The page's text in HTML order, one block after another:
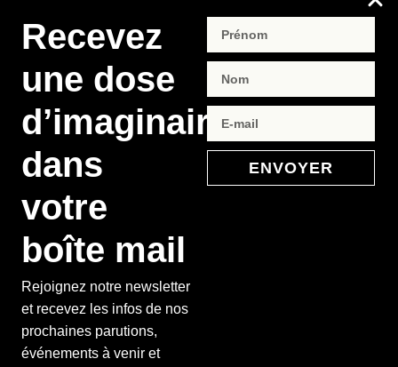
Recevez
une dose
d’imaginaire
dans
votre
boîte mail
Rejoignez notre newsletter
et recevez les infos de nos
prochaines parutions,
événements à venir et
ENVOYER